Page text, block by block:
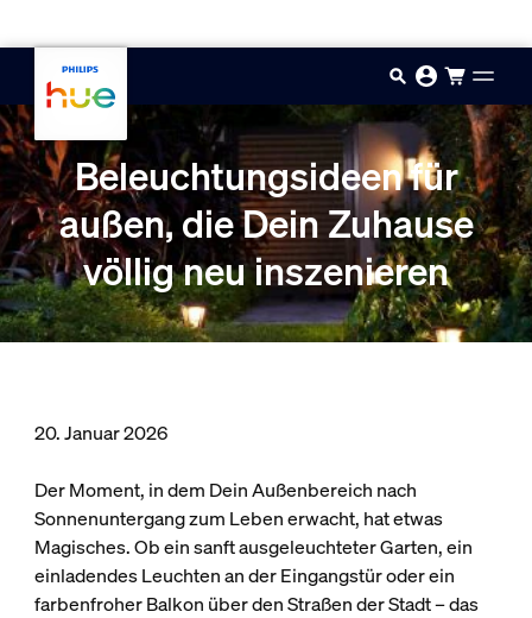
Beleuchtungsideen für
außen, die Dein Zuhause
völlig neu inszenieren
20. Januar 2026
Der Moment, in dem Dein Außenbereich nach
Sonnenuntergang zum Leben erwacht, hat etwas
Magisches. Ob ein sanft ausgeleuchteter Garten, ein
einladendes Leuchten an der Eingangstür oder ein
farbenfroher Balkon über den Straßen der Stadt – das